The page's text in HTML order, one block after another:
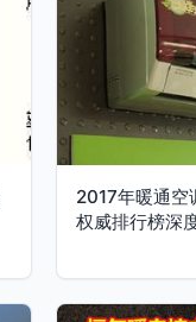
2017年暖通空
权威排行榜深